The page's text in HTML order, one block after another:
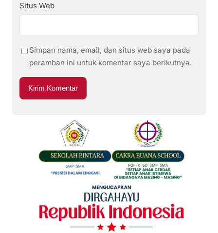
Situs Web
Simpan nama, email, dan situs web saya pada
peramban ini untuk komentar saya berikutnya.